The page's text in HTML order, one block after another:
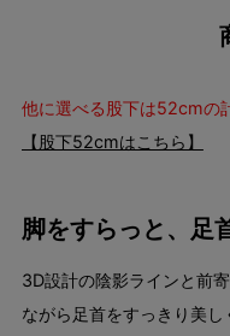
他に選べる股下は52cmの
【股下52cmはこちら】
脚をすらっと、足
3D設計の陰影ラインと前
ながら足首をすっきり美